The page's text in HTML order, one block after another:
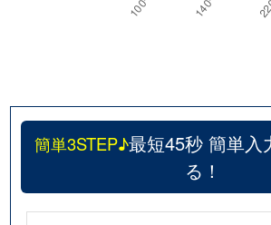
簡単3STEP♪最短45秒 簡単入
る！